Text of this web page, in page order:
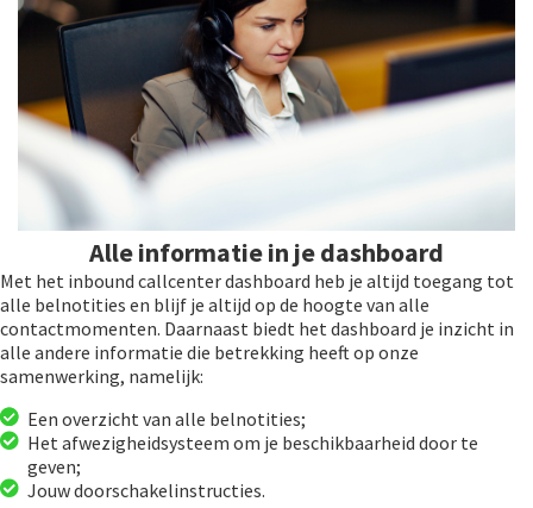
Alle informatie in je dashboard
Met het inbound callcenter dashboard heb je altijd toegang tot
alle belnotities en blijf je altijd op de hoogte van alle
contactmomenten. Daarnaast biedt het dashboard je inzicht in
alle andere informatie die betrekking heeft op onze
samenwerking, namelijk:
Een overzicht van alle belnotities;
Het afwezigheidsysteem om je beschikbaarheid door te
geven;
Jouw doorschakelinstructies.